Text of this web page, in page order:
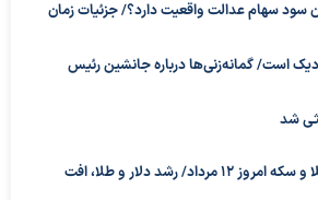
تومان سود سهام عدالت واقعیت دارد؟/ جزئیات زمان
است/ گمانه‌زنی‌ها درباره جانشین رئیس
شد
قیمت دلار،قیمت طلا و سکه امروز ۱۲ مرداد/ رشد دلار و طلا، افت